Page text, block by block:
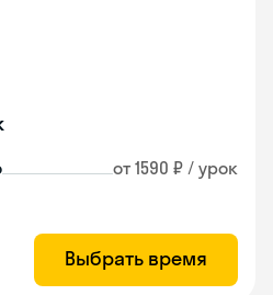
от 1590 ₽ / урок
Выбрать время